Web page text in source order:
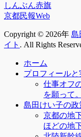
しんぶん赤旗
京都民報Web
Copyright © 2026年 島
イト . All Rights
ホーム
プロフィールと
仕事オフ
を願って
島田けい子の政
京都の地
ほどの地